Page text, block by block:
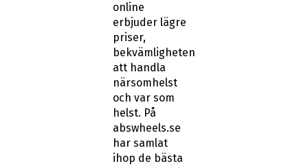
online
erbjuder lägre
priser,
bekvämligheten
att handla
närsomhelst
och var som
helst. På
abswheels.se
har samlat
ihop de bästa